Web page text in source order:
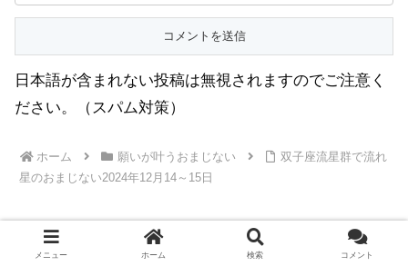
日本語が含まれない投稿は無視されますのでご注意く
ださい。（スパム対策）
ホーム 願いが叶うおまじない
双子座流星群で流れ
星のおまじない2024年12月14～15日
メニュー ホーム 検索 コメント